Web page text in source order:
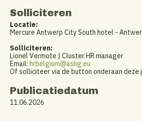
Solliciteren
Locatie:
Mercure Antwerp City South hotel -
Solliciteren:
Lionel Vermote | Cluster HR manager
Email: hrbelgium@ashg.eu
Of solliciteer via de button onderaan deze
Publicatiedatum
11.06.2026